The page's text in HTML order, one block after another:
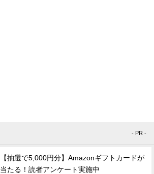
- PR -
【抽選で5,000円分】Amazonギフトカードが
当たる！読者アンケート実施中